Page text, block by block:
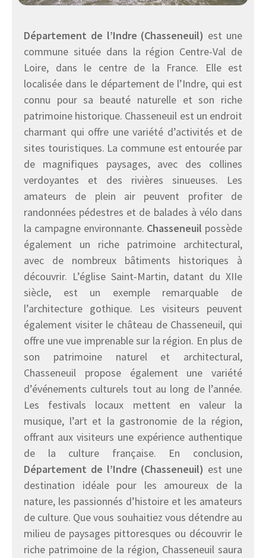
Département de l’Indre (Chasseneuil) est une
commune située dans la région Centre-Val de
Loire, dans le centre de la France. Elle est
localisée dans le département de l’Indre, qui est
connu pour sa beauté naturelle et son riche
patrimoine historique. Chasseneuil est un endroit
charmant qui offre une variété d’activités et de
sites touristiques. La commune est entourée par
de magnifiques paysages, avec des collines
verdoyantes et des rivières sinueuses. Les
amateurs de plein air peuvent profiter de
randonnées pédestres et de balades à vélo dans
la campagne environnante. Chasseneuil possède
également un riche patrimoine architectural,
avec de nombreux bâtiments historiques à
découvrir. L’église Saint-Martin, datant du XIIe
siècle, est un exemple remarquable de
l’architecture gothique. Les visiteurs peuvent
également visiter le château de Chasseneuil, qui
offre une vue imprenable sur la région. En plus de
son patrimoine naturel et architectural,
Chasseneuil propose également une variété
d’événements culturels tout au long de l’année.
Les festivals locaux mettent en valeur la
musique, l’art et la gastronomie de la région,
offrant aux visiteurs une expérience authentique
de la culture française. En conclusion,
Département de l’Indre (Chasseneuil) est une
destination idéale pour les amoureux de la
nature, les passionnés d’histoire et les amateurs
de culture. Que vous souhaitiez vous détendre au
milieu de paysages pittoresques ou découvrir le
riche patrimoine de la région, Chasseneuil saura